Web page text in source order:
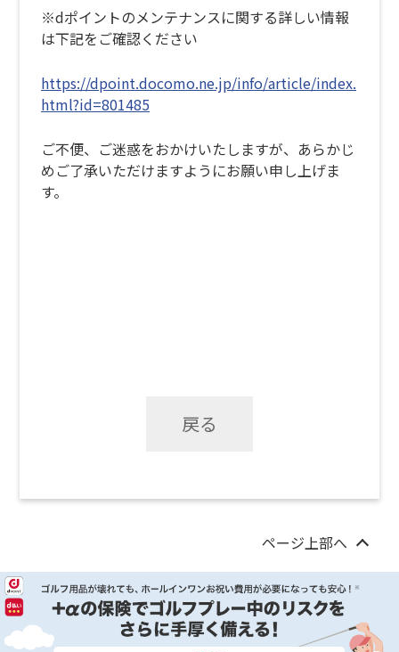
※dポイントのメンテナンスに関する詳しい情報
は下記をご確認ください
https://dpoint.docomo.ne.jp/info/article/index.
html?id=801485
ご不便、ご迷惑をおかけいたしますが、あらかじ
めご了承いただけますようにお願い申し上げま
す。
戻る
ページ上部へ